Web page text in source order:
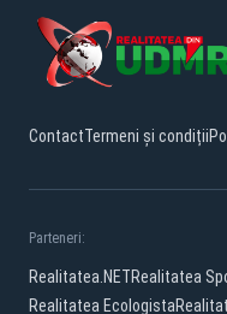
ContactTermeni și condiții
Parteneri:
Realitatea.NETRealitatea
Realitatea Ecologista